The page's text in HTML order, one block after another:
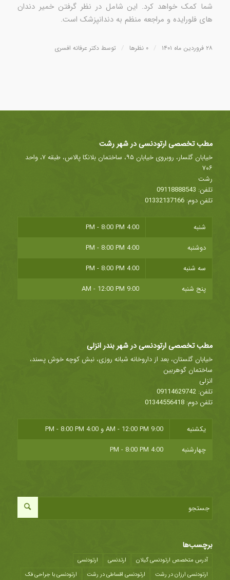
شما کمک خواهد کرد. این شامل در نظر گرفتن خمیر دندان
های فلورایده و مراجعه منظم به دندانپزشک است.
۲۸ فروردین ماه ۱۴۰۱ / ۰ نظرها / توسط دکتر عرفانه افسری
مطب تخصصی ارتودنسی در شهر رشت
خیابان گلسار، روبروی خیابان ۹۵، ساختمان بلانکا پالاس، طبقه ۷، واحد
۷۰۶
رشت
تلفن: 09118888543
تلفن دوم: 01332137166
شنبه
4:00 PM - 8:00 PM
دوشنبه
4:00 PM - 8:00 PM
سه شنبه
4:00 PM - 8:00 PM
پنج شنبه
9:00 AM - 12:00 PM
مطب تخصصی ارتودنسی در شهر بندر انزلی
خیابان گلستان، بعد از داروخانه شبانه روزی، نبش کوچه خوش پسند،
ساختمان گوهربین
انزلی
تلفن: 09114629742
تلفن دوم: 01344556418
یکشنبه 9:00 AM - 12:00 PM و 4:00 PM - 8:00 PM
چهارشنبه
4:00 PM - 8:00 PM
برچسب‌ها
آدرس متخصص ارتودنسی گیلان ارتدنسی
ارتودنسی
ارتودنسی ارزان در رشت
ارتودنسی اقساطی در رشت
ارتودنسی با جراحی فک